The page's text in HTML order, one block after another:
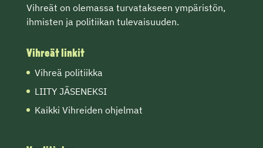
Vihreät on olemassa turvatakseen ympäristön,
ihmisten ja politiikan tulevaisuuden.
Vihreät linkit
Vihreä politiikka
LIITY JÄSENEKSI
Kaikki Vihreiden ohjelmat